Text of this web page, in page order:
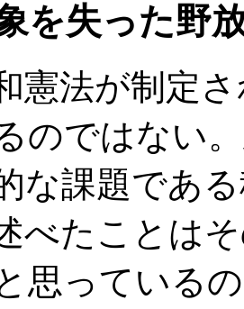
を失った野
憲法が制定
のではない
な課題であ
べたことは
思っている